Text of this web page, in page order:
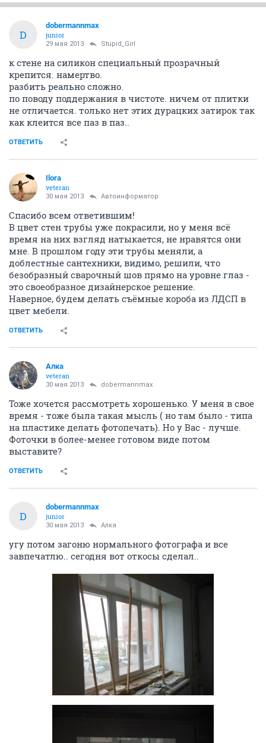
D
dobermannmax
junior
29 мая 2013 Stupid_Girl
к стене на силикон специальный прозрачный
крепится. намертво.
разбить реально сложно.
по поводу поддержания в чистоте. ничем от плитки
не отличается. только нет этих дурацких затирок так
как клеится все паз в паз..
ОТВЕТИТЬ
Ilora
veteran
30 мая 2013 Автоинформатор
Спасибо всем ответившим!
В цвет стен трубы уже покрасили, но у меня всё
время на них взгляд натыкается, не нравятся они
мне. В прошлом году эти трубы меняли, а
доблестные сантехники, видимо, решили, что
безобразный сварочный шов прямо на уровне глаз -
это своеобразное дизайнерское решение.
Наверное, будем делать съёмные короба из ЛДСП в
цвет мебели.
ОТВЕТИТЬ
Алка
veteran
30 мая 2013 dobermannmax
Тоже хочется рассмотреть хорошенько. У меня в свое
время - тоже была такая мысль ( но там было - типа
на пластике делать фотопечать). Но у Вас - лучше.
Фоточки в более-менее готовом виде потом
выставите?
ОТВЕТИТЬ
D
dobermannmax
junior
30 мая 2013 Алка
угу потом загоню нормального фотографа и все
завпечатлю.. сегодня вот откосы сделал..